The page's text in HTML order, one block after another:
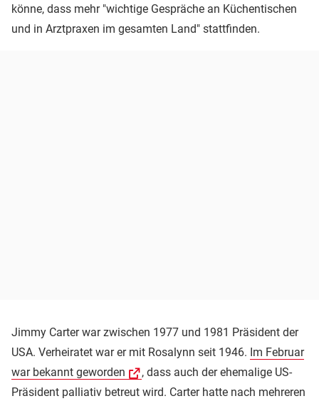
könne, dass mehr "wichtige Gespräche an Küchentischen
und in Arztpraxen im gesamten Land" stattfinden.
Jimmy Carter war zwischen 1977 und 1981 Präsident der
USA. Verheiratet war er mit Rosalynn seit 1946. Im Februar
war bekannt geworden
, dass auch der ehemalige US-
Präsident palliativ betreut wird. Carter hatte nach mehreren